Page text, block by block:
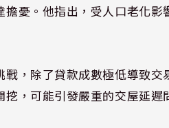
憂。他指出，受人口老化
，除了貸款成數極低導致交
，可能引發嚴重的交屋延遲